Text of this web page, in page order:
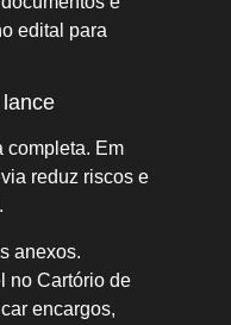
edital para
completa. Em
reduz riscos e
anexos.
no Cartório de
encargos,